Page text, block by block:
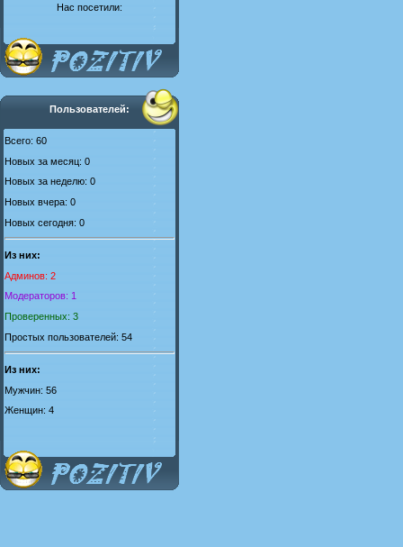
Нас посетили:
Пользователей:
Всего: 60
Новых за месяц: 0
Новых за неделю: 0
Новых вчера: 0
Новых сегодня: 0
Из них:
Админов: 2
Модераторов: 1
Проверенных: 3
Простых пользователей: 54
Из них:
Мужчин: 56
Женщин: 4